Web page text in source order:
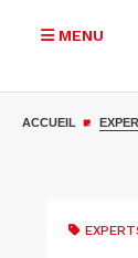
MENU
ACCUEIL